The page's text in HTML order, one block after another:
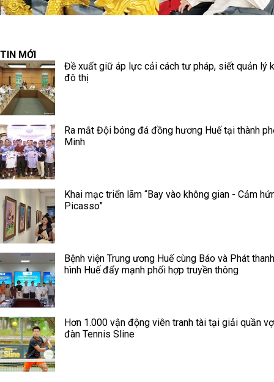
TIN MỚI
Đề xuất giữ áp lực cải cách tư pháp, siết quản lý
đô thị
Ra mắt Đội bóng đá đồng hương Huế tại thành
Minh
Khai mạc triển lãm “Bay vào không gian - Cảm
Picasso”
Bệnh viện Trung ương Huế cùng Báo và Phát
hình Huế đẩy mạnh phối hợp truyền thông
Hơn 1.000 vận động viên tranh tài tại giải quần
đàn Tennis Sline